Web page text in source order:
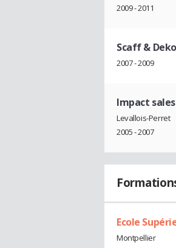
2009 - 2011
Scaff & Deko
2007 - 2009
Impact
Levallois-Perret
2005 - 2007
Ecole
Montpellier